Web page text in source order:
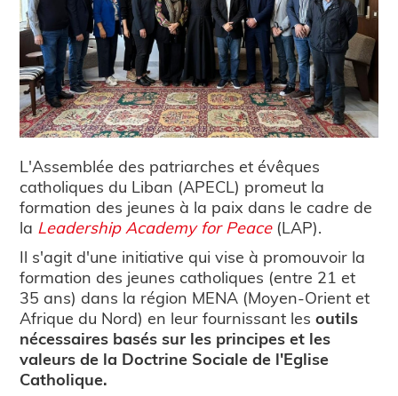
L'Assemblée des patriarches et évêques
catholiques du Liban (APECL) promeut la
formation des jeunes à la paix dans le cadre de
la Leadership Academy for Peace(LAP).
Il s'agit d'une initiative qui vise à promouvoir la
formation des jeunes catholiques (entre 21 et
35 ans) dans la région MENA (Moyen-Orient et
Afrique du Nord) en leur fournissant lesoutils
nécessaires basés sur les principes et les
valeurs de la Doctrine Sociale de l'Eglise
Catholique.